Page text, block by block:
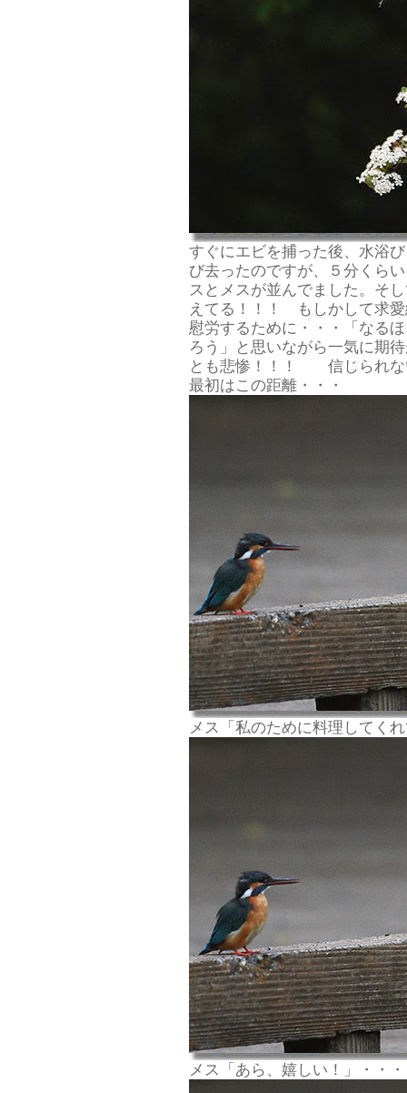
すぐにエビを捕った後、水浴
び去ったのですが、５分くら
スとメスが並んでました。そ
えてる！！！ もしかして求
慰労するために・・・「なる
ろう」と思いながら一気に期
とも悲惨！！！ 信じられな
最初はこの距離・・・
メス「私のために料理してく
メス「あら、嬉しい！」・・・